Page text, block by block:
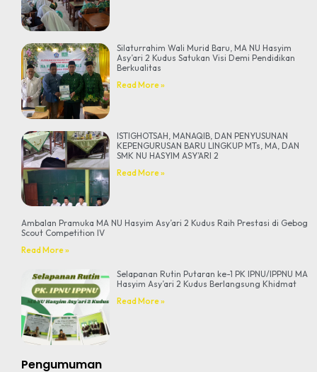
Silaturrahim Wali Murid Baru, MA NU Hasyim
Asy’ari 2 Kudus Satukan Visi Demi Pendidikan
Berkualitas
Read More »
ISTIGHOTSAH, MANAQIB, DAN PENYUSUNAN
KEPENGURUSAN BARU LINGKUP MTs, MA, DAN
SMK NU HASYIM ASY’ARI 2
Read More »
Ambalan Pramuka MA NU Hasyim Asy’ari 2 Kudus Raih Prestasi di Gebog
Scout Competition IV
Read More »
Selapanan Rutin Putaran ke-1 PK IPNU/IPPNU MA
Hasyim Asy’ari 2 Kudus Berlangsung Khidmat
Read More »
Pengumuman